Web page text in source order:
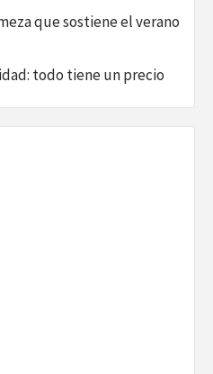
que sostiene el verano
todo tiene un precio